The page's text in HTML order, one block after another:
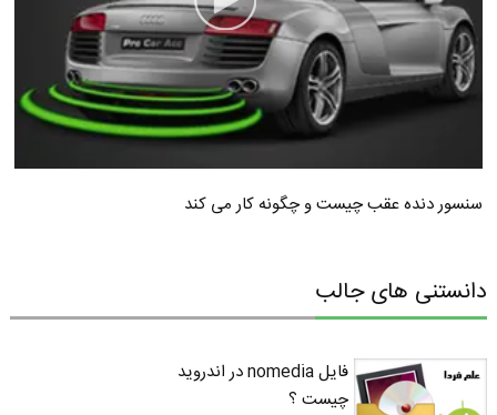
سنسور دنده عقب چیست و چگونه کار می کند
دانستنی های جالب
فایل nomedia در اندروید
چیست ؟